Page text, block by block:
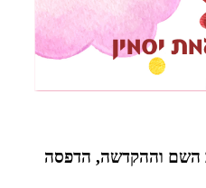
השם וההקדשה, הדפסה